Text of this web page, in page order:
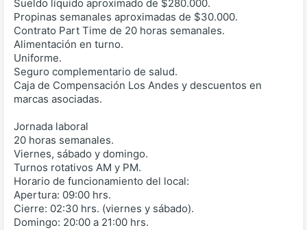
Sueldo líquido aproximado de $280.000.
Propinas semanales aproximadas de $30.000.
Contrato Part Time de 20 horas semanales.
Alimentación en turno.
Uniforme.
Seguro complementario de salud.
Caja de Compensación Los Andes y descuentos en
marcas asociadas.
Jornada laboral
20 horas semanales.
Viernes, sábado y domingo.
Turnos rotativos AM y PM.
Horario de funcionamiento del local:
Apertura: 09:00 hrs.
Cierre: 02:30 hrs. (viernes y sábado).
Domingo: 20:00 a 21:00 hrs.